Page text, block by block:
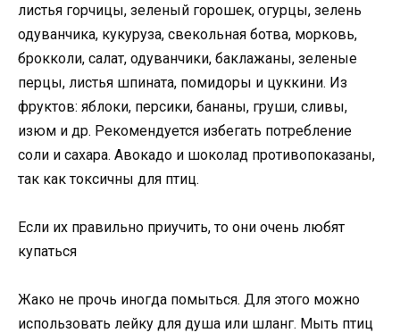
листья горчицы, зеленый горошек, огурцы, зелень
одуванчика, кукуруза, свекольная ботва, морковь,
брокколи, салат, одуванчики, баклажаны, зеленые
перцы, листья шпината, помидоры и цуккини. Из
фруктов: яблоки, персики, бананы, груши, сливы,
изюм и др. Рекомендуется избегать потребление
соли и сахара. Авокадо и шоколад противопоказаны,
так как токсичны для птиц.
Если их правильно приучить, то они очень любят
купаться
Жако не прочь иногда помыться. Для этого можно
использовать лейку для душа или шланг. Мыть птиц